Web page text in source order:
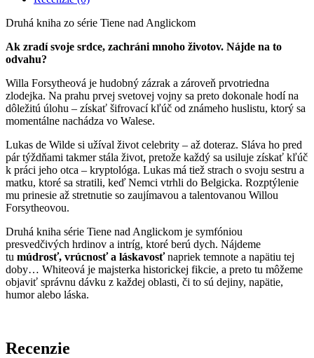
Druhá kniha zo série Tiene nad Anglickom
Ak zradí svoje srdce, zachráni mnoho životov. Nájde na to
odvahu?
Willa Forsytheová je hudobný zázrak a zároveň prvotriedna
zlodejka. Na prahu prvej svetovej vojny sa preto dokonale hodí na
dôležitú úlohu – získať šifrovací kľúč od známeho huslistu, ktorý sa
momentálne nachádza vo Walese.
Lukas de Wilde si užíval život celebrity – až doteraz. Sláva ho pred
pár týždňami takmer stála život, pretože každý sa usiluje získať kľúč
k práci jeho otca – kryptológa. Lukas má tiež strach o svoju sestru a
matku, ktoré sa stratili, keď Nemci vtrhli do Belgicka. Rozptýlenie
mu prinesie až stretnutie so zaujímavou a talentovanou Willou
Forsytheovou.
Druhá kniha série Tiene nad Anglickom je symfóniou
presvedčivých hrdinov a intríg, ktoré berú dych. Nájdeme
tu múdrosť, vrúcnosť a láskavosťnapriek temnote a napätiu tej
doby… Whiteová je majsterka historickej fikcie, a preto tu môžeme
objaviť správnu dávku z každej oblasti, či to sú dejiny, napätie,
humor alebo láska.
Recenzie